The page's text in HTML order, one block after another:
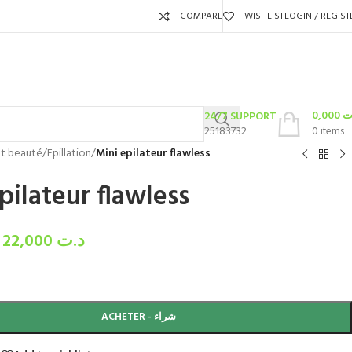
COMPARE WISHLISTLOGIN /
24/7 SUPPORT
25183732
0 items
beauté/Epillation/Mini epilateur flawless
flawless
د.ت
ACHETER - شراء